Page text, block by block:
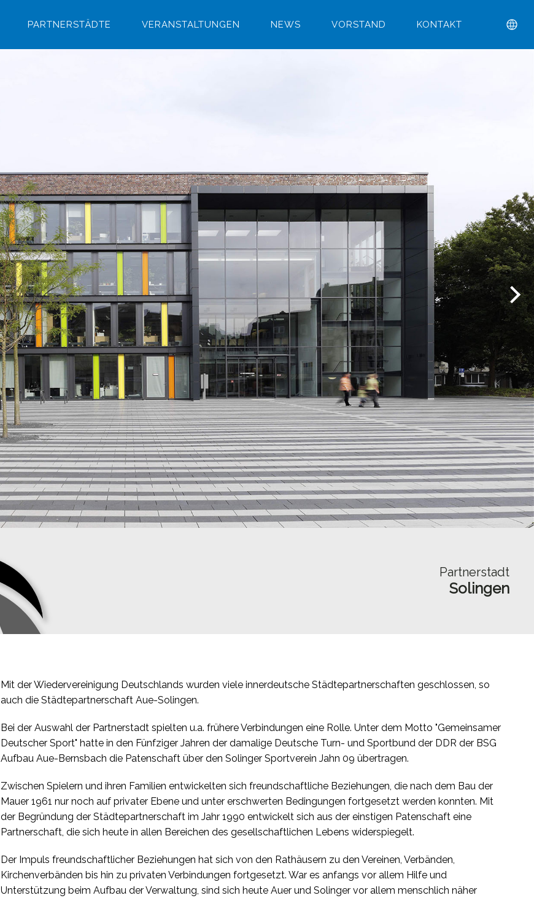
PARTNERSTÄDTE VERANSTALTUNGEN NEWS VORSTAND KONTAKT
Partnerstadt
Solingen
Mit der Wiedervereinigung Deutschlands wurden viele innerdeutsche Städtepartnerschaften geschlossen, so
auch die Städtepartnerschaft Aue-Solingen.
Bei der Auswahl der Partnerstadt spielten u.a. frühere Verbindungen eine Rolle. Unter dem Motto "Gemeinsamer
Deutscher Sport" hatte in den Fünfziger Jahren der damalige Deutsche Turn- und Sportbund der DDR der BSG
Aufbau Aue-Bernsbach die Patenschaft über den Solinger Sportverein Jahn 09 übertragen.
Zwischen Spielern und ihren Familien entwickelten sich freundschaftliche Beziehungen, die nach dem Bau der
Mauer 1961 nur noch auf privater Ebene und unter erschwerten Bedingungen fortgesetzt werden konnten. Mit
der Begründung der Städtepartnerschaft im Jahr 1990 entwickelt sich aus der einstigen Patenschaft eine
Partnerschaft, die sich heute in allen Bereichen des gesellschaftlichen Lebens widerspiegelt.
Der Impuls freundschaftlicher Beziehungen hat sich von den Rathäusern zu den Vereinen, Verbänden,
Kirchenverbänden bis hin zu privaten Verbindungen fortgesetzt. War es anfangs vor allem Hilfe und
Unterstützung beim Aufbau der Verwaltung, sind sich heute Auer und Solinger vor allem menschlich näher